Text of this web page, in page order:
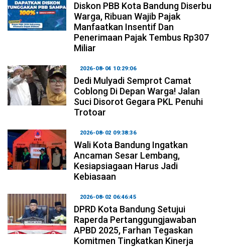
Diskon PBB Kota Bandung Diserbu
Warga, Ribuan Wajib Pajak
Manfaatkan Insentif Dan
Penerimaan Pajak Tembus Rp307
Miliar
2026-08-04 10:29:06
Dedi Mulyadi Semprot Camat
Coblong Di Depan Warga! Jalan
Suci Disorot Gegara PKL Penuhi
Trotoar
2026-08-02 09:38:36
Wali Kota Bandung Ingatkan
Ancaman Sesar Lembang,
Kesiapsiagaan Harus Jadi
Kebiasaan
2026-08-02 06:46:45
DPRD Kota Bandung Setujui
Raperda Pertanggungjawaban
APBD 2025, Farhan Tegaskan
Komitmen Tingkatkan Kinerja